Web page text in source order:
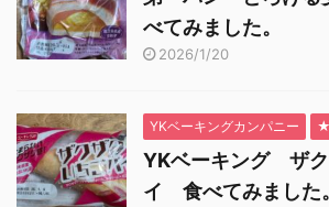
べてみました。
2026/1/20
YKベーキングカンパニー
YKベーキング ザ
イ 食べてみました。